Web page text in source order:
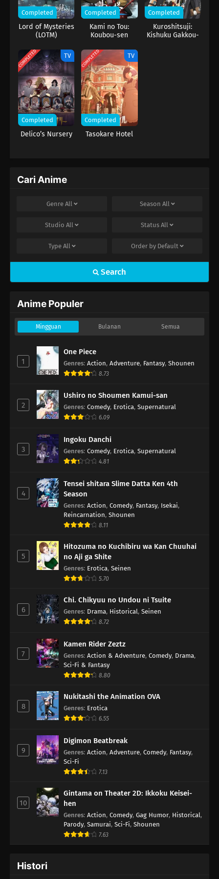
Completed
Lord of Mysteries
(LOTM)
Completed
Kami no Tou:
Koubou-sen
Completed
Kuroshitsuji:
Kishuku Gakkou-
COMPLETED TV
Completed
Delico’s Nursery
COMPLETED TV
Completed
Tasokare Hotel
Cari Anime
Genre All Season All
Studio All Status All
Type All Order by Default
Search
Anime Populer
Mingguan Bulanan Semua
1
One Piece
Genres: Action, Adventure, Fantasy, Shounen
8.73
2
Ushiro no Shoumen Kamui-san
Genres: Comedy, Erotica, Supernatural
6.09
3
Ingoku Danchi
Genres: Comedy, Erotica, Supernatural
4.81
4
Tensei shitara Slime Datta Ken 4th
Season
Genres: Action, Comedy, Fantasy, Isekai,
Reincarnation, Shounen
8.11
5
Hitozuma no Kuchibiru wa Kan Chuuhai
no Aji ga Shite
Genres: Erotica, Seinen
5.70
6
Chi. Chikyuu no Undou ni Tsuite
Genres: Drama, Historical, Seinen
8.72
7
Kamen Rider Zeztz
Genres: Action & Adventure, Comedy, Drama,
Sci-Fi & Fantasy
8.80
8
Nukitashi the Animation OVA
Genres: Erotica
6.55
9
Digimon Beatbreak
Genres: Action, Adventure, Comedy, Fantasy,
Sci-Fi
7.13
10
Gintama on Theater 2D: Ikkoku Keisei-
hen
Genres: Action, Comedy, Gag Humor, Historical,
Parody, Samurai, Sci-Fi, Shounen
7.63
Histori